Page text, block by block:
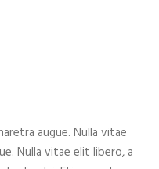
augue. Nulla vitae
Nulla vitae elit libero, a